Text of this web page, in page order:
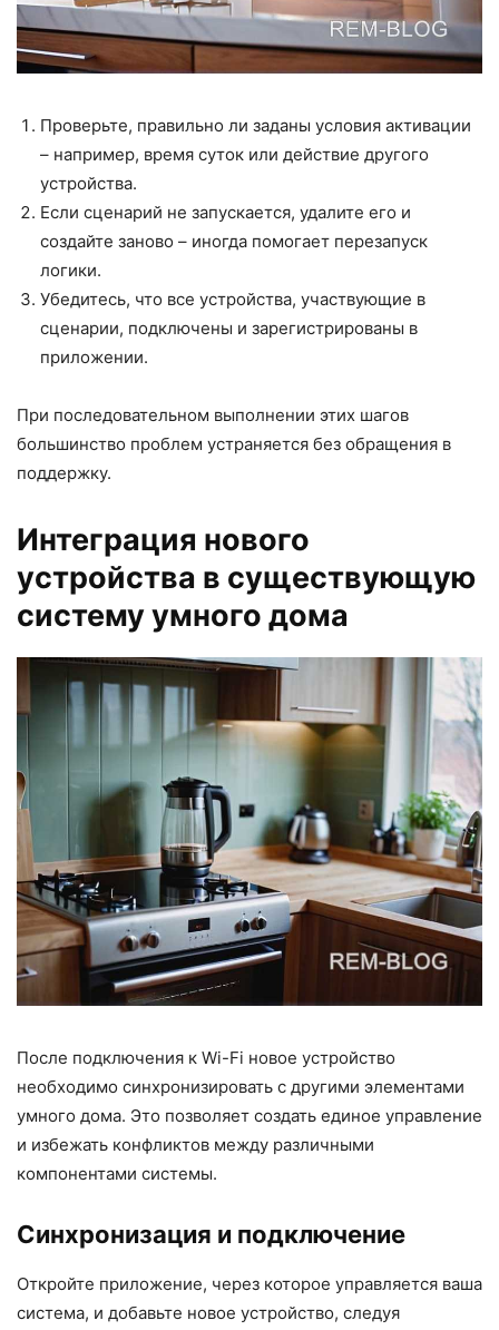
Проверьте, правильно ли заданы условия активации
– например, время суток или действие другого
устройства.
Если сценарий не запускается, удалите его и
создайте заново – иногда помогает перезапуск
логики.
Убедитесь, что все устройства, участвующие в
сценарии, подключены и зарегистрированы в
приложении.
При последовательном выполнении этих шагов
большинство проблем устраняется без обращения в
поддержку.
Интеграция нового
устройства в существующую
систему умного дома
После подключения к Wi-Fi новое устройство
необходимо синхронизировать с другими элементами
умного дома. Это позволяет создать единое управление
и избежать конфликтов между различными
компонентами системы.
Синхронизация и подключение
Откройте приложение, через которое управляется ваша
система, и добавьте новое устройство, следуя